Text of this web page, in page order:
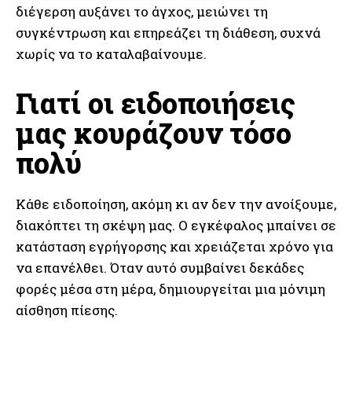
διέγερση αυξάνει το άγχος, μειώνει τη
συγκέντρωση και επηρεάζει τη διάθεση, συχνά
χωρίς να το καταλαβαίνουμε.
Γιατί οι ειδοποιήσεις
μας κουράζουν τόσο
πολύ
Κάθε ειδοποίηση, ακόμη κι αν δεν την ανοίξουμε,
διακόπτει τη σκέψη μας. Ο εγκέφαλος μπαίνει σε
κατάσταση εγρήγορσης και χρειάζεται χρόνο για
να επανέλθει. Όταν αυτό συμβαίνει δεκάδες
φορές μέσα στη μέρα, δημιουργείται μια μόνιμη
αίσθηση πίεσης.